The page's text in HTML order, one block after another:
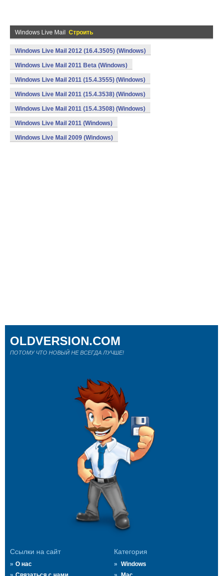
Windows Live Mail Строить
Windows Live Mail 2012 (16.4.3505) (Windows)
Windows Live Mail 2011 Beta (Windows)
Windows Live Mail 2011 (15.4.3555) (Windows)
Windows Live Mail 2011 (15.4.3538) (Windows)
Windows Live Mail 2011 (15.4.3508) (Windows)
Windows Live Mail 2011 (Windows)
Windows Live Mail 2009 (Windows)
Ссылки на сайт
О нас
Категория
Windows
OLDVERSION.COM
ПОТОМУ ЧТО НОВЫЙ НЕ ВСЕГДА ЛУЧШЕ!